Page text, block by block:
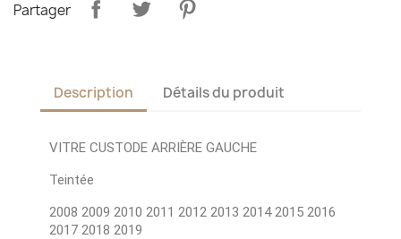
Partager
Description Détails du produit
VITRE CUSTODE ARRIÈRE GAUCHE
Teintée
2008 2009 2010 2011 2012 2013 2014 2015 2016
2017 2018 2019